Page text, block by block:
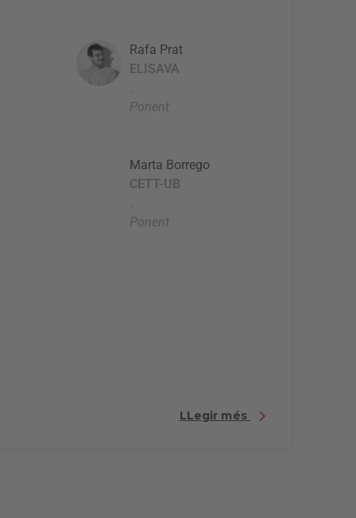
Rafa Prat
ELISAVA
Ponent
Marta Borrego
CETT-UB
Ponent
LLegir més